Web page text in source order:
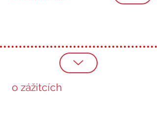
o zážitcích